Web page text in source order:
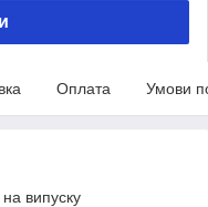
Оплата Умови
випуску